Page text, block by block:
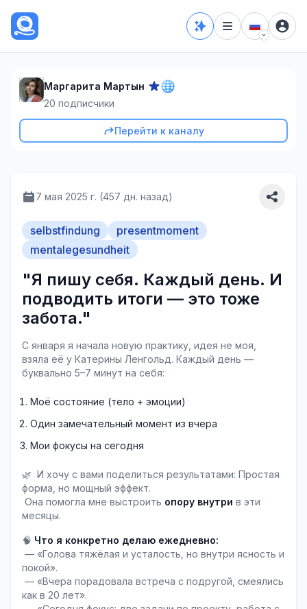
Маргарита Мартын
20 подписчики
Перейти к каналу
7 мая 2025 г. (457 дн. назад)
selbstfindung
presentmoment
mentalegesundheit
"Я пишу себя. Каждый день. И
подводить итоги — это тоже
забота."
С января я начала новую практику, идея не моя,
взяла её у Катерины Ленгольд. Каждый день —
буквально 5–7 минут на себя:
Моё состояние (тело + эмоции)
Один замечательный момент из вчера
Мои фокусы на сегодня
🌿  И хочу с вами поделиться результатами: Простая
форма, но мощный эффект.
Она помогла мне выстроить опору внутри в эти
месяцы.
🧠 Что я конкретно делаю ежедневно:
покой».
как в 20 лет».